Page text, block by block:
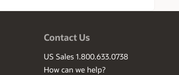
Contact Us
US Sales 1.800.633.0738
How can we help?